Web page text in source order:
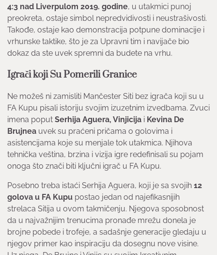
4:3 nad Liverpulom 2019. godine, u utakmici punoj
preokreta, ostaje simbol nepredvidivosti i neustrašivosti.
Takođe, ostaje kao demonstracija potpune dominacije i
vrhunske taktike, što je za Upravni tim i navijače bio
dokaz da ste uvek spremni da budete na vrhu.
Igrači koji Su Pomerili Granice
Ne možeš ni zamisliti Mančester Siti bez igrača koji su u
FA Kupu pisali istoriju svojim izuzetnim izvedbama. Zvuci
imena poput Serhija Aguera, Vinjicija i Kevina De
Brujnea uvek su praćeni pričama o golovima i
asistencijama koje su menjale tok utakmica. Njihova
tehnička veština, brzina i vizija igre redefinisali su pojam
onoga što znači biti ključni igrač u FA Kupu.
Posebno treba istaći Serhija Aguera, koji je sa svojih 12
golova u FA Kupu postao jedan od najefikasnijih
strelaca Sitija u ovom takmičenju. Njegova sposobnost
da u najvažnijim trenucima pronađe mrežu donela je
brojne pobede i trofeje, a sadašnje generacije gledaju u
njegov primer kao inspiraciju da dosegnu nove visine.